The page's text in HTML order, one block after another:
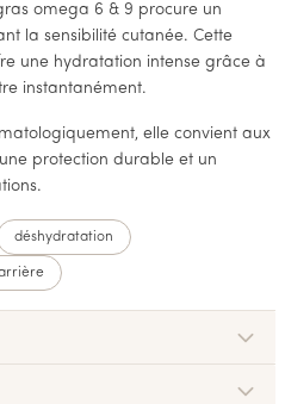
omega 6 & 9 procure un
la sensibilité cutanée. Cette
une hydratation intense grâce à
instantanément.
elle convient aux
protection durable et un
déshydratation